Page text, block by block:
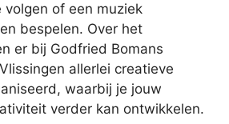
volgen of een muziek
bespelen. Over het
er bij Godfried Bomans
allerlei creatieve
waarbij je jouw
verder kan ontwikkelen.